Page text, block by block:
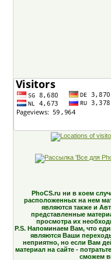
PhoCS.ru ни в коем
расположенных на нем
являются также и
представленные
просмотра их
P.S. Напоминаем Вам, что
являются Ваши
неприятно, но если Вам
материал на сайте -
сможем